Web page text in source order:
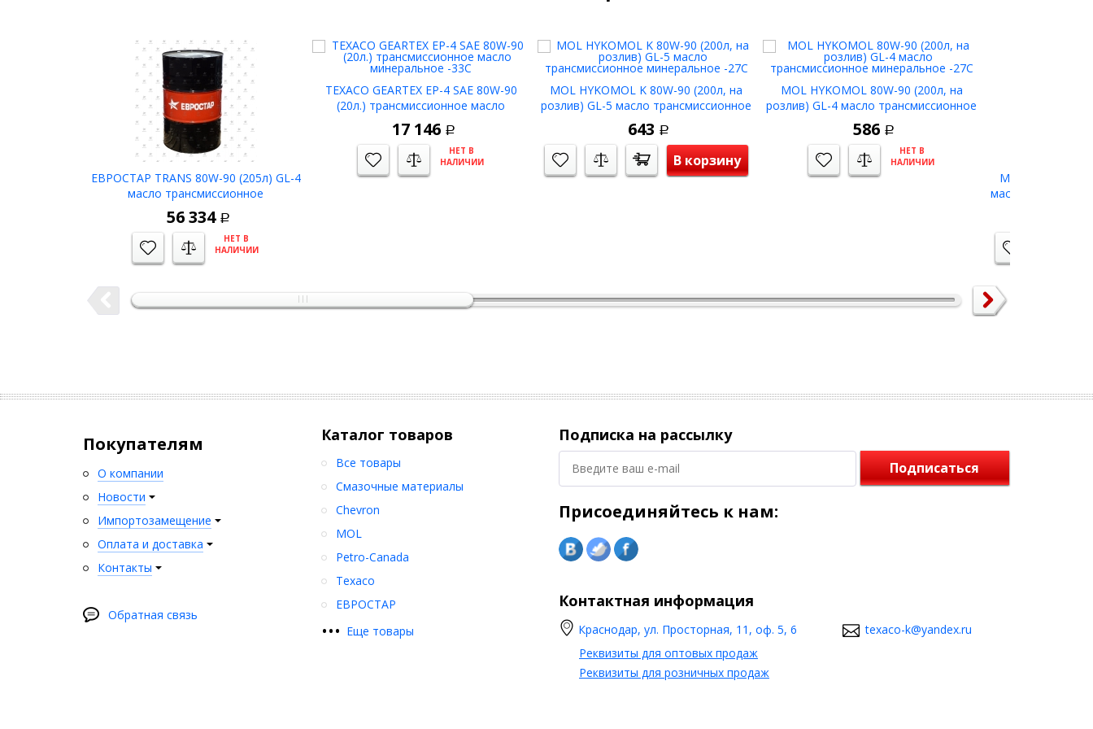
ЕВРОСТАР TRANS 80W-90 (205л) GL-4
масло трансмиссионное
56 334 Р
НЕТ В
НАЛИЧИИ
TEXACO GEARTEX EP-4 SAE 80W-90
(20л.) трансмиссионное масло
минеральное -33С
17 146 Р
НЕТ В
НАЛИЧИИ
MOL HYKOMOL K 80W-90 (200л, на
розлив) GL-5 масло трансмиссионное
минеральное -27С
643 Р
В корзину
MOL HYKOMOL 80W-90 (200л, на
розлив) GL-4 масло трансмиссионное
минеральное -27С
586 Р
НЕТ В
НАЛИЧИИ
MOL HYKOMOL
масло
Покупателям
О компании
Новости
Импортозамещение
Оплата и доставка
Контакты
Обратная связь
Каталог товаров
••• Еще товары
Все товары
Смазочные материалы
Chevron
MOL
Petro-Canada
Texaco
ЕВРОСТАР
Подписка на рассылку
Подписаться
Присоединяйтесь к нам:
Контактная информация
Краснодар, ул. Просторная, 11, оф. 5, 6
texaco-k@yandex.ru
Реквизиты для оптовых продаж
Реквизиты для розничных продаж